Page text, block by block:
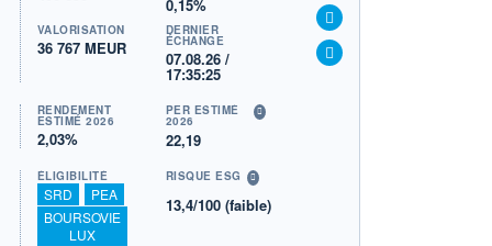
0,15%
VALORISATION
36 767 MEUR
DERNIER
ÉCHANGE
07.08.26 /
17:35:25
RENDEMENT
ESTIMÉ 2026
2,03%
PER ESTIMÉ
2026
22,19
ÉLIGIBILITÉ
SRD
PEA
BOURSOVIE
LUX
RISQUE ESG
13,4/100 (faible)